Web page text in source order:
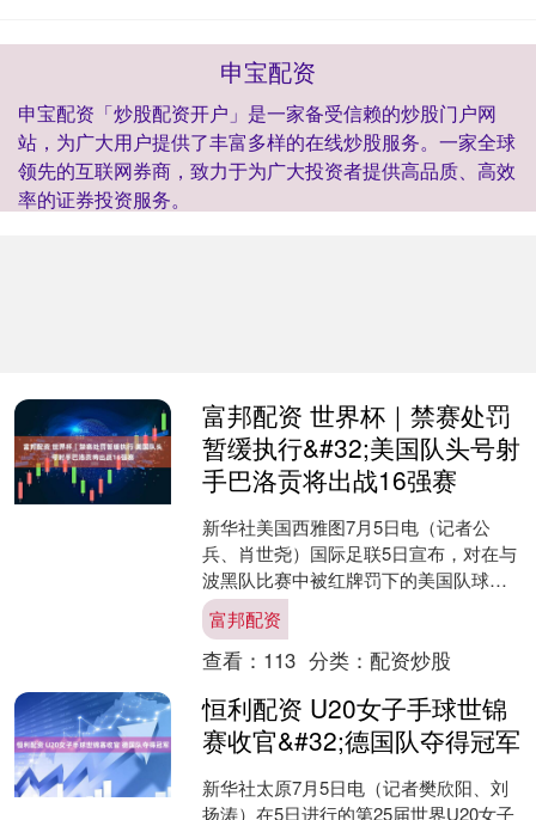
申宝配资
申宝配资「炒股配资开户」是一家备受信赖的炒股门户网
站，为广大用户提供了丰富多样的在线炒股服务。一家全球
领先的互联网券商，致力于为广大投资者提供高品质、高效
率的证券投资服务。
富邦配资 世界杯｜禁赛处罚
暂缓执行&#32;美国队头号射
手巴洛贡将出战16强赛
新华社美国西雅图7月5日电（记者公
兵、肖世尧）国际足联5日宣布，对在与
波黑队比赛中被红牌罚下的美国队球员
福拉林·巴洛贡作出禁赛一场处罚，并暂
缓一年执行。这使得这....
富邦配资
查看： 113 分类： 配资炒股
恒利配资 U20女子手球世锦
赛收官&#32;德国队夺得冠军
新华社太原7月5日电（记者樊欣阳、刘
扬涛）在5日进行的第25届世界U20女子